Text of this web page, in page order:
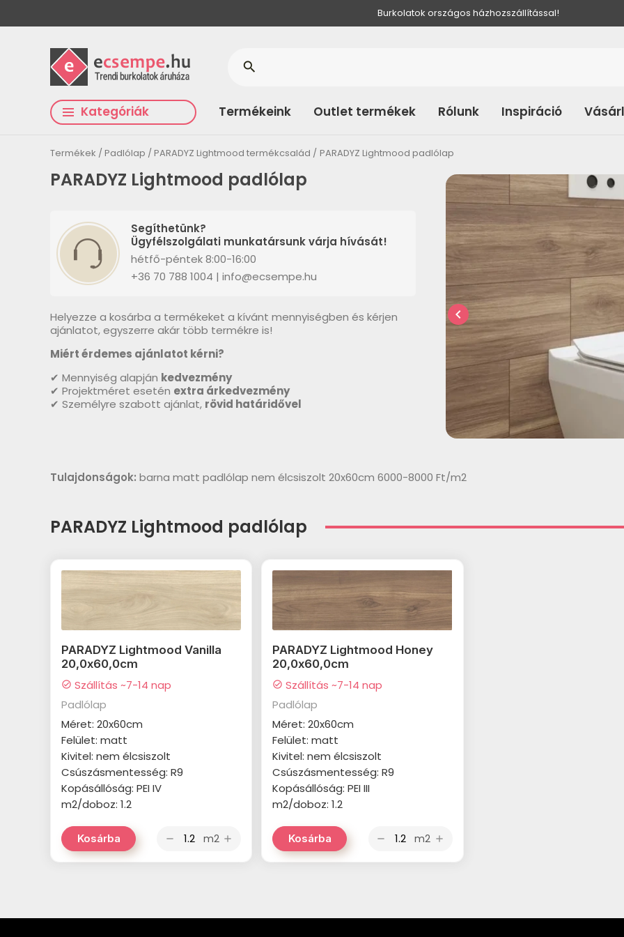
Burkolatok országos házhozszállítással!
Kategóriák Termékeink Outlet termékek Rólunk Inspiráció
search
Termékek Padlólap PARADYZ Lightmood termékcsalád PARADYZ Lightmood padlólap
PARADYZ Lightmood padlólap
Segíthetünk?
Ügyfélszolgálati munkatársunk várja hívását!
hétfő-péntek 8:00-16:00
+36 70 788 1004 | info@ecsempe.hu
Helyezze a kosárba a termékeket a kívánt mennyiségben és kérjen
ajánlatot, egyszerre akár több termékre is!
Miért érdemes ajánlatot kérni?
✔ Mennyiség alapján kedvezmény
✔ Projektméret esetén extra árkedvezmény
✔ Személyre szabott ajánlat, rövid határidővel
chevron_left
Tulajdonságok: barna matt padlólap nem élcsiszolt 20x60cm 6000-8000 Ft/m2
PARADYZ Lightmood padlólap
PARADYZ Lightmood Vanilla
20,0x60,0cm
check_circle Szállítás ~7-14 nap
Padlólap
Méret: 20x60cm
Felület: matt
Kivitel: nem élcsiszolt
Csúszásmentesség: R9
Kopásállóság: PEI IV
m2/doboz: 1.2
Kosárba remove m2 add
PARADYZ Lightmood Honey
20,0x60,0cm
check_circle Szállítás ~7-14 nap
Padlólap
Méret: 20x60cm
Felület: matt
Kivitel: nem élcsiszolt
Csúszásmentesség: R9
Kopásállóság: PEI III
m2/doboz: 1.2
Kosárba remove m2 add